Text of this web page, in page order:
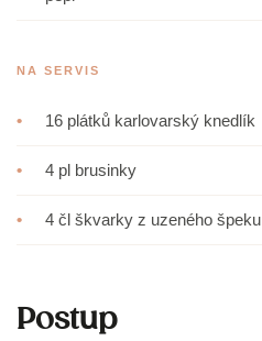
NA SERVIS
• 16 plátků karlovarský knedlík
• 4 pl brusinky
• 4 čl škvarky z uzeného špeku
Postup